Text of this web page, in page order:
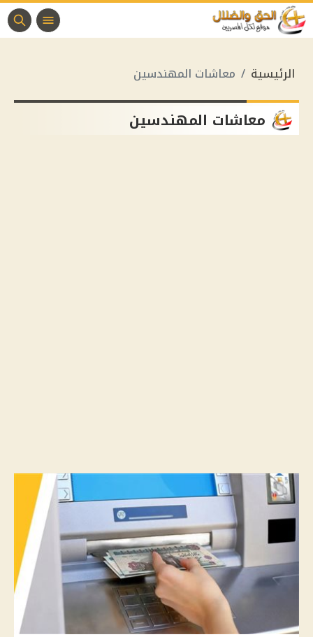
الرئيسية معاشات المهندسين
معاشات المهندسين